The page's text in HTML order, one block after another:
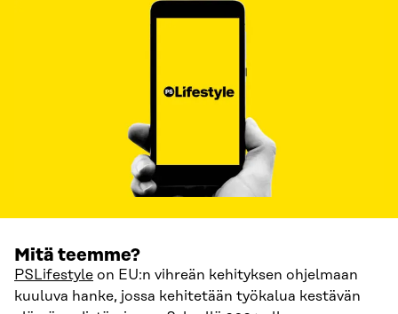
Mitä teemme?
PSLifestyle on EU:n vihreän kehityksen ohjelmaan
kuuluva hanke, jossa kehitetään työkalua kestävän